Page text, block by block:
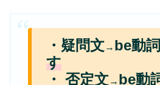
・疑問文→ be動詞
す
・ 否定文→ be動